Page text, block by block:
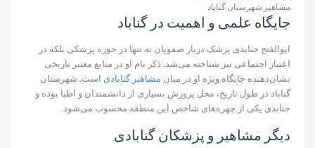
مشاهیر شهرستان گناباد
جایگاه علمی و اهمیت در گناباد
ابوالفتح جنابذی پزشک دربار صفویان نه تنها در حوزه پزشکی بلکه در
اعتبار اجتماعی نیز شناخته می‌شد. ذکر نام او در منابع معتبر تاریخی
نشان‌دهنده جایگاه ویژه او در میان مشاهیر گنابادی است. شهرستان
گناباد در طول تاریخ، محل پرورش بسیاری از دانشمندان و اطبا بوده و
جنابذی یکی از چهره‌های شاخص این منطقه محسوب می‌شود.
دیگر مشاهیر و پزشکان گنابادی